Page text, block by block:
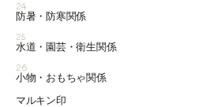
24
防暑・防寒関係
25
水道・園芸・衛生関係
26
小物・おもちゃ関係
マルキン印